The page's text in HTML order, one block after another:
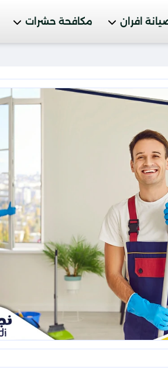
افران مكافحة حشرات